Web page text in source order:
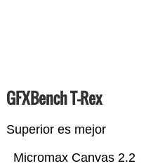
GFXBench T-Rex
Superior es mejor
Micromax Canvas 2.2